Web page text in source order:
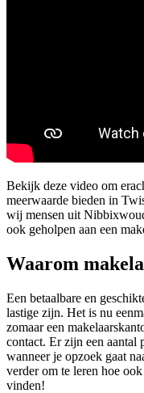
Bekijk deze video om
meerwaarde bieden in
wij mensen uit
ook geholpen aan een
Waarom
Een betaalbare en
lastige zijn. Het is nu
zomaar een
contact. Er zijn een aantal
wanneer je opzoek gaat
verder om te leren hoe
vinden!